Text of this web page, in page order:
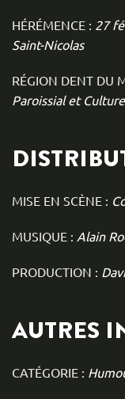
HÉRÉMENCE : 27
Saint-Nicolas
RÉGION DENT DU
Paroissial et
MISE EN SCÈNE :
MUSIQUE : Alain
PRODUCTION :
AUTRES
CATÉGORIE :